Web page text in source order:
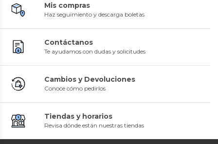
Mis compras
Haz seguimiento y descarga boletas
Contáctanos
Te ayudamos con dudas y solicitudes
Cambios y Devoluciones
Conoce cómo pedirlos
Tiendas y horarios
Revisa dónde están nuestras tiendas